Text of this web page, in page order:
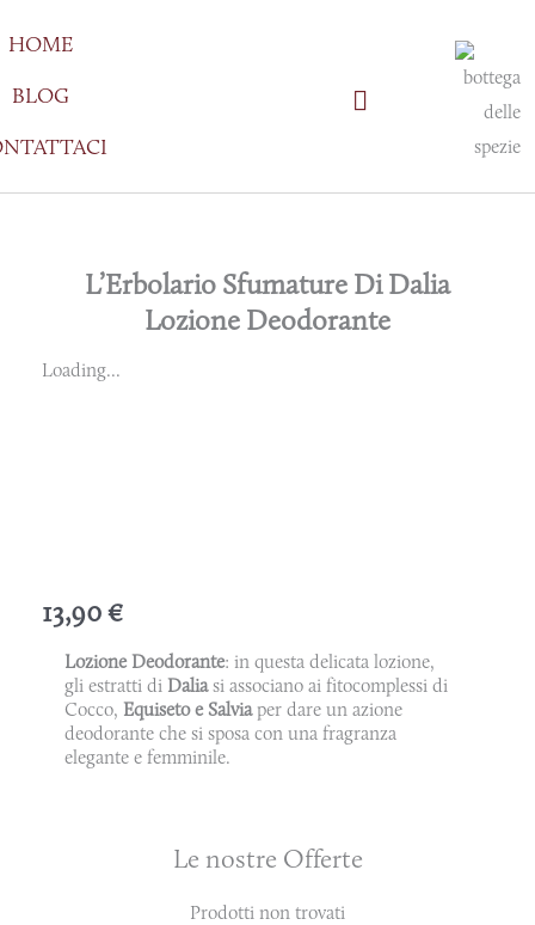
al
contenuto
HOME
BLOG
L’Erbolario Sfumature Di Dalia
Lozione Deodorante
Loading...
13,90€
LozioneDeodorante: in questa delicata lozione,
gli estratti di Daliasi associano ai fitocomplessi di
Cocco, Equiseto e Salviaper dare un azione
deodorante che si sposa con una fragranza
elegante e femminile.
Le nostre Offerte
Prodotti non trovati